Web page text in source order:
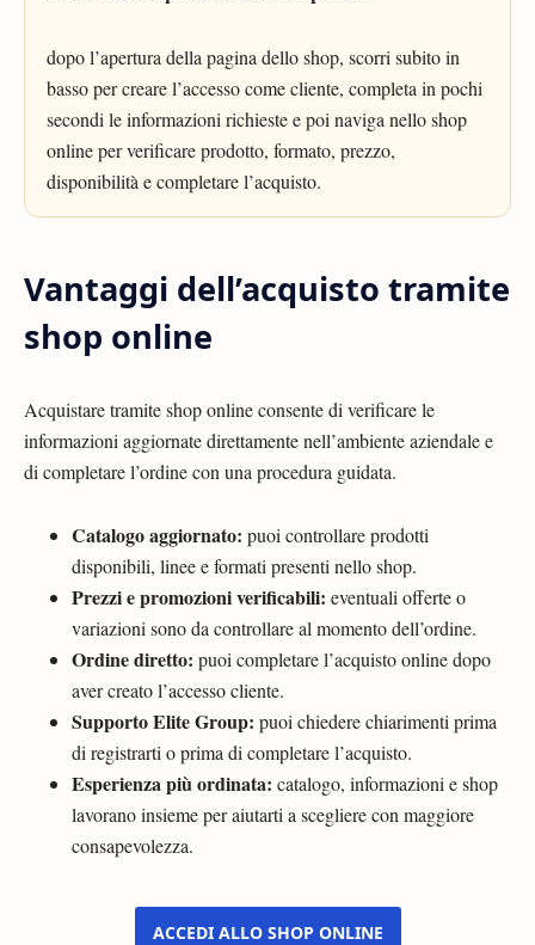
dopo l’apertura della pagina dello shop, scorri subito in
basso per creare l’accesso come cliente, completa in pochi
secondi le informazioni richieste e poi naviga nello shop
online per verificare prodotto, formato, prezzo,
disponibilità e completare l’acquisto.
Vantaggi dell’acquisto tramite
shop online
Acquistare tramite shop online consente di verificare le
informazioni aggiornate direttamente nell’ambiente aziendale e
di completare l’ordine con una procedura guidata.
Catalogo aggiornato: puoi controllare prodotti
disponibili, linee e formati presenti nello shop.
Prezzi e promozioni verificabili: eventuali offerte o
variazioni sono da controllare al momento dell’ordine.
Ordine diretto: puoi completare l’acquisto online dopo
aver creato l’accesso cliente.
Supporto Elite Group: puoi chiedere chiarimenti prima
di registrarti o prima di completare l’acquisto.
Esperienza più ordinata: catalogo, informazioni e shop
lavorano insieme per aiutarti a scegliere con maggiore
consapevolezza.
ACCEDI ALLO SHOP ONLINE